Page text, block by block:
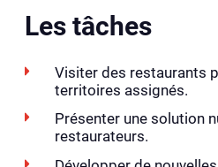
Les tâches
Visiter des restaurants
territoires assignés.
Présenter une solution
restaurateurs.